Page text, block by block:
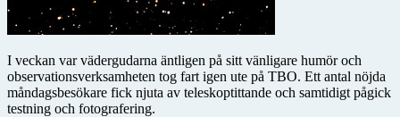
I veckan var vädergudarna äntligen på sitt vänligare humör och
observationsverksamheten tog fart igen ute på TBO. Ett antal nöjda
måndagsbesökare fick njuta av teleskoptittande och samtidigt pågick
testning och fotografering.